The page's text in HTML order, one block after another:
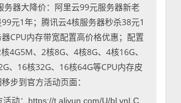
务器大降价：阿里云99元服务器新老
元1年；腾讯云4核服务器秒杀38元1
CPU内存带宽配置高价格优惠；配置
4G5M、2核8G、4核8G、4核16G、
、16核32G、16核64G等CPU内存皮
步到官方活动页面：
动：
https://t.aliyun.com/U/bLynLC